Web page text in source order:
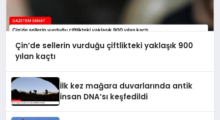
Çin’de sellerin vurduğu çiftlikteki yaklaşık 900
yılan kaçtı
İlk kez mağara duvarlarında antik
insan DNA’sı keşfedildi